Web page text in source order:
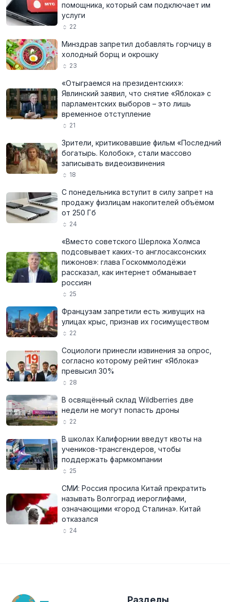
помощника, который сам подключает им
услуги
22
Минздрав запретил добавлять горчицу в
холодный борщ и окрошку
23
«Отыграемся на президентских»:
Явлинский заявил, что снятие «Яблока» с
парламентских выборов – это лишь
временное отступление
21
Зрители, критиковавшие фильм «Последний
богатырь. Колобок», стали массово
записывать видеоизвинения
18
С понедельника вступит в силу запрет на
продажу физлицам накопителей объёмом
от 250 Гб
24
«Вместо советского Шерлока Холмса
подсовывает каких-то англосаксонских
пижонов»: глава Госкоммолодёжи
рассказал, как интернет обманывает
россиян
25
Французам запретили есть живущих на
улицах крыс, признав их госимуществом
22
Социологи принесли извинения за опрос,
согласно которому рейтинг «Яблока»
превысил 30%
28
В освящённый склад Wildberries две
недели не могут попасть дроны
22
В школах Калифорнии введут квоты на
учеников-трансгендеров, чтобы
поддержать фармкомпании
25
СМИ: Россия просила Китай прекратить
называть Волгоград иероглифами,
означающими «город Сталина». Китай
отказался
24
Разделы